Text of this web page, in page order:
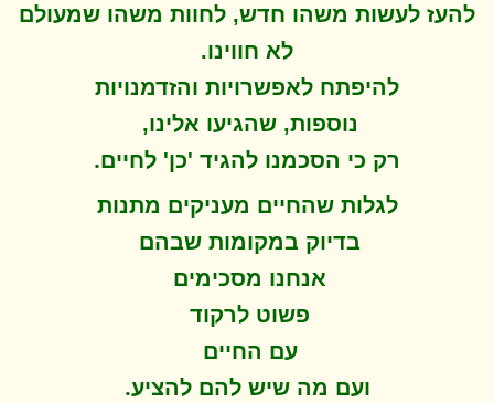
להעז לעשות משהו חדש, לחוות משהו שמעולם
לא חווינו.
להיפתח לאפשרויות והזדמנויות
נוספות, שהגיעו אלינו,
רק כי הסכמנו להגיד 'כן' לחיים.
לגלות שהחיים מעניקים מתנות
בדיוק במקומות שבהם
אנחנו מסכימים
פשוט לרקוד
עם החיים
ועם מה שיש להם להציע.